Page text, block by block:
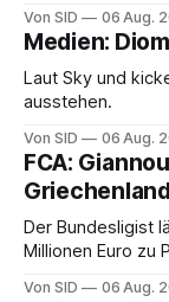
Von SID 06 Aug.
Medien:
Laut Sky und
ausstehen.
Von SID 06 Aug.
FCA:
Griechenland
Der Bundesligist
Millionen Euro zu
Von SID 06 Aug.